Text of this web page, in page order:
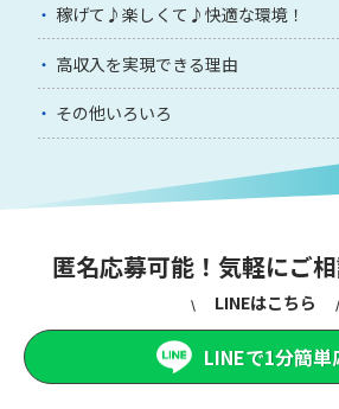
稼げて♪楽しくて♪快適な環境！
高収入を実現できる理由
その他いろいろ
匿名応募可能！気軽にご
LINEはこちら
LINEで1分簡単